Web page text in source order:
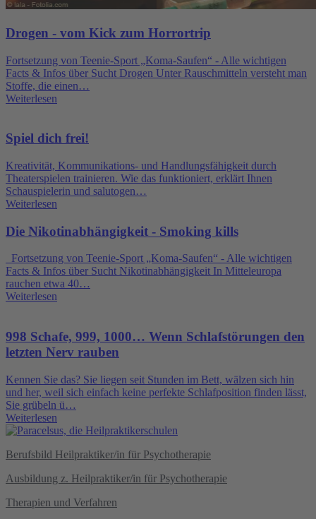
Drogen - vom Kick zum Horrortrip
Fortsetzung von Teenie-Sport „Koma-Saufen“ - Alle wichtigen
Facts & Infos über Sucht Drogen Unter Rauschmitteln versteht man
Stoffe, die einen…
Weiterlesen
Spiel dich frei!
Kreativität, Kommunikations- und Handlungsfähigkeit durch
Theaterspielen trainieren. Wie das funktioniert, erklärt Ihnen
Schauspielerin und salutogen…
Weiterlesen
Die Nikotinabhängigkeit - Smoking kills
Fortsetzung von Teenie-Sport „Koma-Saufen“ - Alle wichtigen
Facts & Infos über Sucht Nikotinabhängigkeit In Mitteleuropa
rauchen etwa 40…
Weiterlesen
998 Schafe, 999, 1000… Wenn Schlafstörungen den
letzten Nerv rauben
Kennen Sie das? Sie liegen seit Stunden im Bett, wälzen sich hin
und her, weil sich einfach keine perfekte Schlafposition finden lässt,
Sie grübeln ü…
Weiterlesen
Berufsbild Heilpraktiker/in für Psychotherapie
Ausbildung z. Heilpraktiker/in für Psychotherapie
Therapien und Verfahren